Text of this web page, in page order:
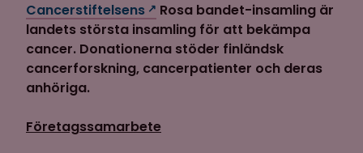
Cancerstiftelsens
Rosa bandet-insamling är
landets största insamling för att bekämpa
cancer. Donationerna stöder finländsk
cancerforskning, cancerpatienter och deras
anhöriga.
Företagssamarbete